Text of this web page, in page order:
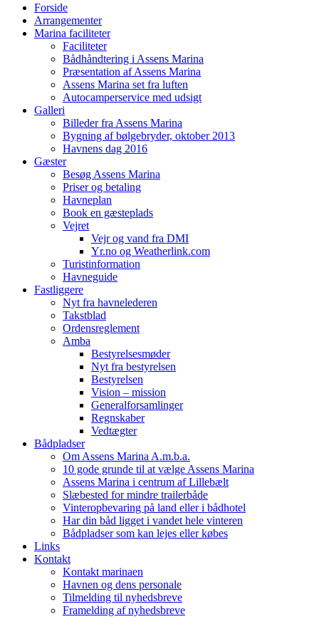
Forside
Arrangementer
Marina faciliteter
Faciliteter
Bådhåndtering i Assens Marina
Præsentation af Assens Marina
Assens Marina set fra luften
Autocamperservice med udsigt
Galleri
Billeder fra Assens Marina
Bygning af bølgebryder, oktober 2013
Havnens dag 2016
Gæster
Besøg Assens Marina
Priser og betaling
Havneplan
Book en gæsteplads
Vejret
Vejr og vand fra DMI
Yr.no og Weatherlink.com
Turistinformation
Havneguide
Fastliggere
Nyt fra havnelederen
Takstblad
Ordensreglement
Amba
Bestyrelsesmøder
Nyt fra bestyrelsen
Bestyrelsen
Vision – mission
Generalforsamlinger
Regnskaber
Vedtægter
Bådpladser
Om Assens Marina A.m.b.a.
10 gode grunde til at vælge Assens Marina
Assens Marina i centrum af Lillebælt
Slæbested for mindre trailerbåde
Vinteropbevaring på land eller i bådhotel
Har din båd ligget i vandet hele vinteren
Bådpladser som kan lejes eller købes
Links
Kontakt
Kontakt marinaen
Havnen og dens personale
Tilmelding til nyhedsbreve
Framelding af nyhedsbreve